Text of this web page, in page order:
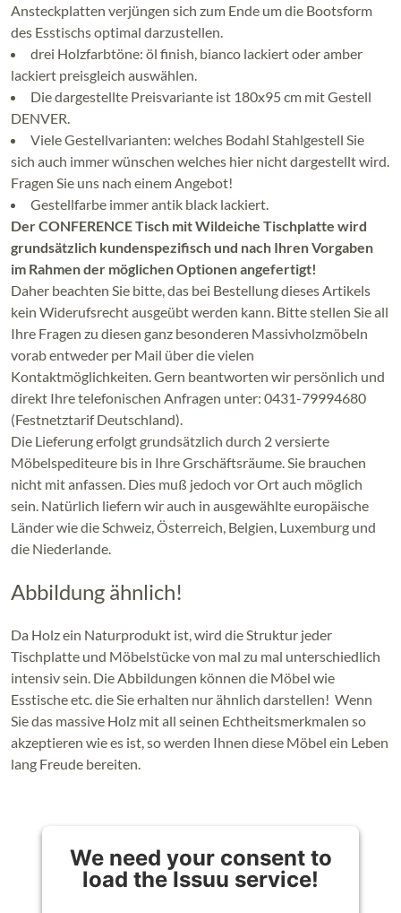
Ansteckplatten verjüngen sich zum Ende um die Bootsform
des Esstischs optimal darzustellen.
drei Holzfarbtöne: öl finish, bianco lackiert oder amber
lackiert preisgleich auswählen.
Die dargestellte Preisvariante ist 180x95 cm mit Gestell
DENVER.
Viele Gestellvarianten: welches Bodahl Stahlgestell Sie
sich auch immer wünschen welches hier nicht dargestellt wird.
Fragen Sie uns nach einem Angebot!
Gestellfarbe immer antik black lackiert.
Der CONFERENCE Tisch mit Wildeiche Tischplatte wird
grundsätzlich kundenspezifisch und nach Ihren Vorgaben
im Rahmen der möglichen Optionen angefertigt!
Daher beachten Sie bitte, das bei Bestellung dieses Artikels
kein Widerufsrecht ausgeübt werden kann. Bitte stellen Sie all
Ihre Fragen zu diesen ganz besonderen Massivholzmöbeln
vorab entweder per Mail über die vielen
Kontaktmöglichkeiten. Gern beantworten wir persönlich und
direkt Ihre telefonischen Anfragen unter: 0431-79994680
(Festnetztarif Deutschland).
Die Lieferung erfolgt grundsätzlich durch 2 versierte
Möbelspediteure bis in Ihre Grschäftsräume. Sie brauchen
nicht mit anfassen. Dies muß jedoch vor Ort auch möglich
sein. Natürlich liefern wir auch in ausgewählte europäische
Länder wie die Schweiz, Österreich, Belgien, Luxemburg und
die Niederlande.
Abbildung ähnlich!
Da Holz ein Naturprodukt ist, wird die Struktur jeder
Tischplatte und Möbelstücke von mal zu mal unterschiedlich
intensiv sein. Die Abbildungen können die Möbel wie
Esstische etc. die Sie erhalten nur ähnlich darstellen! Wenn
Sie das massive Holz mit all seinen Echtheitsmerkmalen so
akzeptieren wie es ist, so werden Ihnen diese Möbel ein Leben
lang Freude bereiten.
We need your consent to
load the Issuu service!